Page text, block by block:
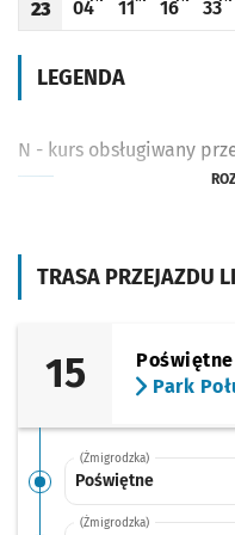
TRASA PRZEJAZDU
15
Poświętne
Park
(Żmigrodzka)
Poświętne
(Żmigrodzka)
Godzina odjazdu
23
Odjazd
04
minut po
Odjazd
11
minut po
Odjazd
16
minut
33
LEGENDA
N - kurs obsługiwany